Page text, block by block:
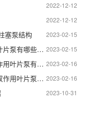
2022-12-12
2022-12-12
2023-02-15
塞泵结构
2023-02-15
美国VICKERS叶片泵的结构和工作原理,叶片泵有哪些部分组成
2023-02-16
美国VICKERS双作用叶片泵工作原理,双作用叶片泵有哪些部分组成
2023-02-16
美国VICKERS双作用叶片泵的结构组成,双作用叶片泵结构特点
2023-10-31